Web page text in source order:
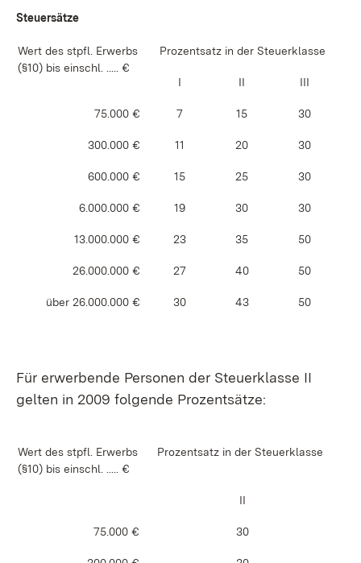
Steuersätze
Wert des stpfl. Erwerbs
(§10) bis einschl. ..... €
Prozentsatz in der Steuerklasse
I II III
75.000 € 7 15 30
300.000 € 11 20 30
600.000 € 15 25 30
6.000.000 € 19 30 30
13.000.000 € 23 35 50
26.000.000 € 27 40 50
über 26.000.000 € 30 43 50
Für erwerbende Personen der Steuerklasse II
gelten in 2009 folgende Prozentsätze:
Wert des stpfl. Erwerbs
(§10) bis einschl. ..... €
Prozentsatz in der Steuerklasse
II
75.000 € 30